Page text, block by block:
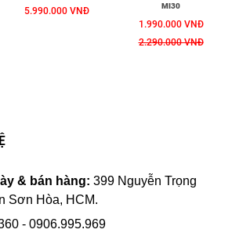
5.990.000 VNĐ
MI30
1.990.000 VNĐ
2.290.000 VNĐ
& bán hàng: 399 Nguyễn Trọng
Sơn Hòa, HCM.
- 0906.995.969